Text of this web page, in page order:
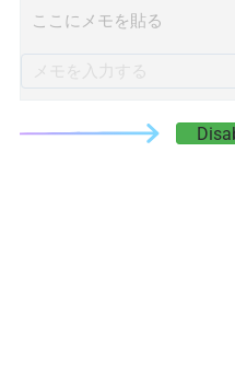
ここにメモを貼る